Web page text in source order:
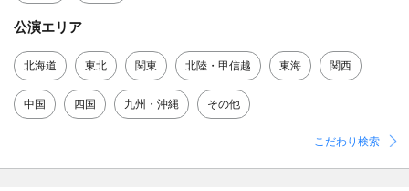
公演エリア
北海道 東北 関東 北陸・甲信越 東海 関西
中国 四国 九州・沖縄 その他
こだわり検索